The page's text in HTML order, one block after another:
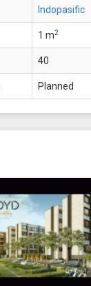
Indopasific
1 m2
40
Planned